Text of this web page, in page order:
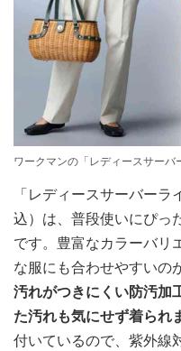
ワークマンの「レディースサーバ
「レディースサーバー
込）は、普段使いにぴっ
です。豊富なカラーバリ
な服にも合わせやすいの
汚れがつきにくい防汚加
た汚れも気にせず着られ
付いているので、紫外線